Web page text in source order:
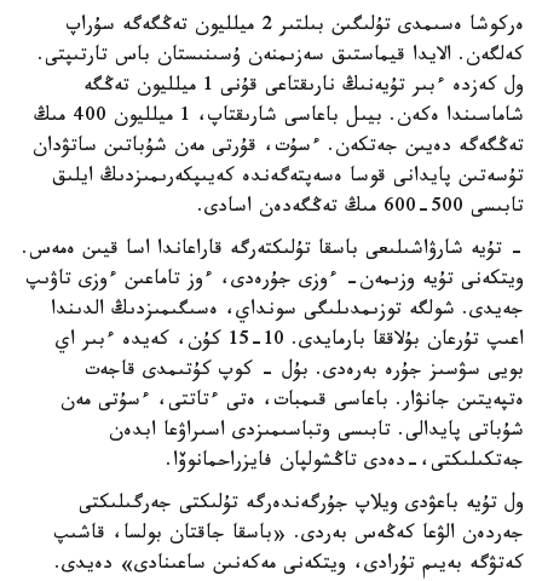
ەركوشا ەسىمدى تۇلىگىن بىلتىر 2 ميلليون تەڭگەگە سۇراپ
كەلگەن. الايدا قيماستىق سەزىمنەن ۇسىنىستان باس تارتىپتى.
ول كەزدە ءبىر تۇيەنىڭ نارىقتاعى قۇنى 1 ميلليون تەڭگە
شاماسىندا ەكەن. بيىل باعاسى شارىقتاپ، 1 ميلليون 400 مىڭ
تەڭگەگە دەيىن جەتكەن. ءسۇت، قۇرتى مەن شۇباتىن ساتۋدان
تۇسەتىن پايدانى قوسا ەسەپتەگەندە كەيىپكەرىمىزدىڭ ايلىق
تابىسى 500-600 مىڭ تەڭگەدەن اسادى.
- تۇيە شارۋاشىلىعى باسقا تۇلىكتەرگە قاراعاندا اسا قيىن ەمەس.
ويتكەنى تۇيە وزىمەن- ءوزى جۇرەدى، ءوز تاماعىن ءوزى تاۋىپ
جەيدى. شولگە توزىمدىلىگى سونداي، ەسىگىمىزدىڭ الدىندا
اعىپ تۇرعان بۇلاققا بارمايدى. 10-15 كۇن، كەيدە ءبىر اي
بويى سۋسىز جۇرە بەرەدى. بۇل - كوپ كۇتىمدى قاجەت
ەتپەيتىن جانۋار. باعاسى قىمبات، ەتى ءتاتتى، ءسۇتى مەن
شۇباتى پايدالى. تابىسى وتباسىمىزدى اسىراۋعا ابدەن
جەتكىلىكتى،-دەدى تاڭشولپان فايزراحمانوۆا.
ول تۇيە باعۋدى ويلاپ جۇرگەندەرگە تۇلىكتى جەرگىلىكتى
جەردەن الۋعا كەڭەس بەردى. «باسقا جاقتان بولسا، قاشىپ
كەتۋگە بەيىم تۇرادى، ويتكەنى مەكەنىن ساعىنادى» دەيدى.